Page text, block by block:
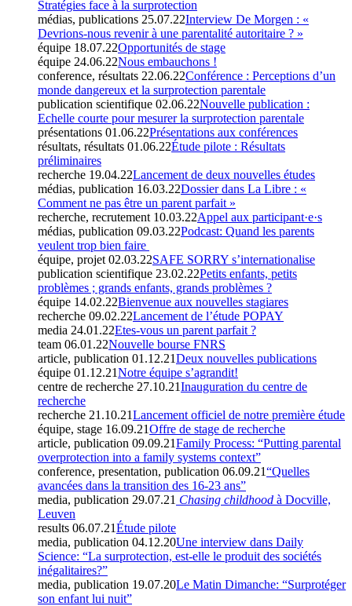
Stratégies face à la surprotection
médias, publications 25.07.22Interview De Morgen : «
Devrions-nous revenir à une parentalité autoritaire ? »
équipe 18.07.22Opportunités de stage
équipe 24.06.22Nous embauchons !
conference, résultats 22.06.22Conférence : Perceptions d’un
monde dangereux et la surprotection parentale
publication scientifique 02.06.22Nouvelle publication :
Echelle courte pour mesurer la surprotection parentale
présentations 01.06.22Présentations aux conférences
résultats, résultats 01.06.22Étude pilote : Résultats
préliminaires
recherche 19.04.22Lancement de deux nouvelles études
médias, publication 16.03.22Dossier dans La Libre : «
Comment ne pas être un parent parfait »
recherche, recrutement 10.03.22Appel aux participant·e·s
médias, publication 09.03.22Podcast: Quand les parents
veulent trop bien faire
équipe, projet 02.03.22SAFE SORRY s’internationalise
publication scientifique 23.02.22Petits enfants, petits
problèmes ; grands enfants, grands problèmes ?
équipe 14.02.22Bienvenue aux nouvelles stagiares
recherche 09.02.22Lancement de l’étude POPAY
media 24.01.22Etes-vous un parent parfait ?
team 06.01.22Nouvelle bourse FNRS
article, publication 01.12.21Deux nouvelles publications
équipe 01.12.21Notre équipe s’agrandit!
centre de recherche 27.10.21Inauguration du centre de
recherche
recherche 21.10.21Lancement officiel de notre première étude
équipe, stage 16.09.21Offre de stage de recherche
article, publication 09.09.21Family Process: “Putting parental
overprotection into a family systems context”
conference, presentation, publication 06.09.21“Quelles
avancées dans la transition des 16-23 ans”
media, publication 29.07.21 Chasing childhood à Docville,
Leuven
results 06.07.21Étude pilote
media, publication 04.12.20Une interview dans Daily
Science: “La surprotection, est-elle le produit des sociétés
inégalitaires?”
media, publication 19.07.20Le Matin Dimanche: “Surprotéger
son enfant lui nuit”